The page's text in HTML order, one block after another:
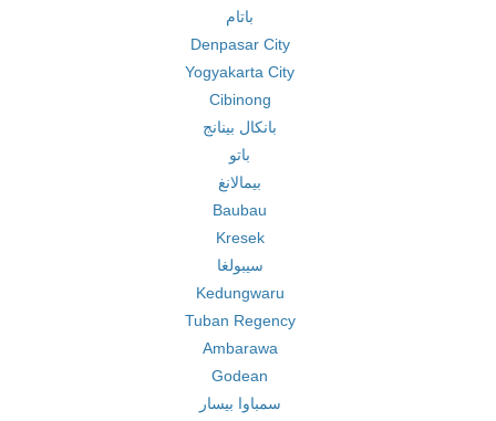
باتام
Denpasar City
Yogyakarta City
Cibinong
بانكال بينانج
باتو
بيمالانغ
Baubau
Kresek
سيبولغا
Kedungwaru
Tuban Regency
Ambarawa
Godean
سمباوا بيسار